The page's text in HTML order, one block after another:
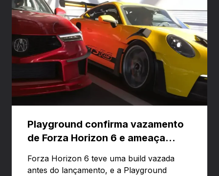
Playground confirma vazamento
de Forza Horizon 6 e ameaça
Forza Horizon 6 teve uma build vazada
antes do lançamento, e a Playground